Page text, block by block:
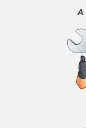
A